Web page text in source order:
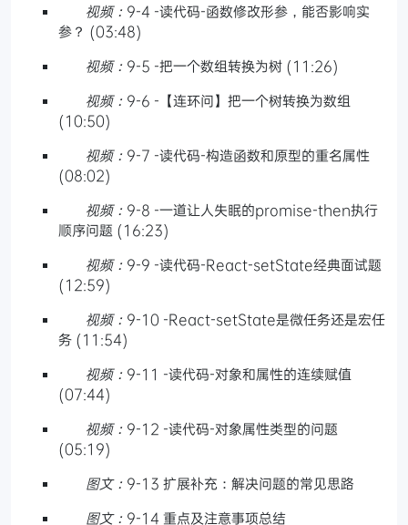
视频： 9-4 -读代码-函数修改形参，能否影响实
参？ (03:48)
视频： 9-5 -把一个数组转换为树 (11:26)
视频： 9-6 -【连环问】把一个树转换为数组
(10:50)
视频： 9-7 -读代码-构造函数和原型的重名属性
(08:02)
视频： 9-8 -一道让人失眠的promise-then执行
顺序问题 (16:23)
视频： 9-9 -读代码-React-setState经典面试题
(12:59)
视频： 9-10 -React-setState是微任务还是宏任
务 (11:54)
视频： 9-11 -读代码-对象和属性的连续赋值
(07:44)
视频： 9-12 -读代码-对象属性类型的问题
(05:19)
图文： 9-13 扩展补充：解决问题的常见思路
图文： 9-14 重点及注意事项总结